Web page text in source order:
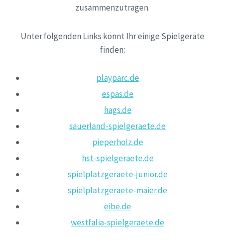
zusammenzutragen.
Unter folgenden Links könnt Ihr einige Spielgeräte
finden:
playparc.de
espas.de
hags.de
sauerland-spielgeraete.de
pieperholz.de
hst-spielgeraete.de
spielplatzgeraete-junior.de
spielplatzgeraete-maier.de
eibe.de
westfalia-spielgeraete.de